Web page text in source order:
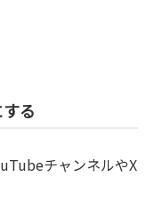
る
チャンネルやX